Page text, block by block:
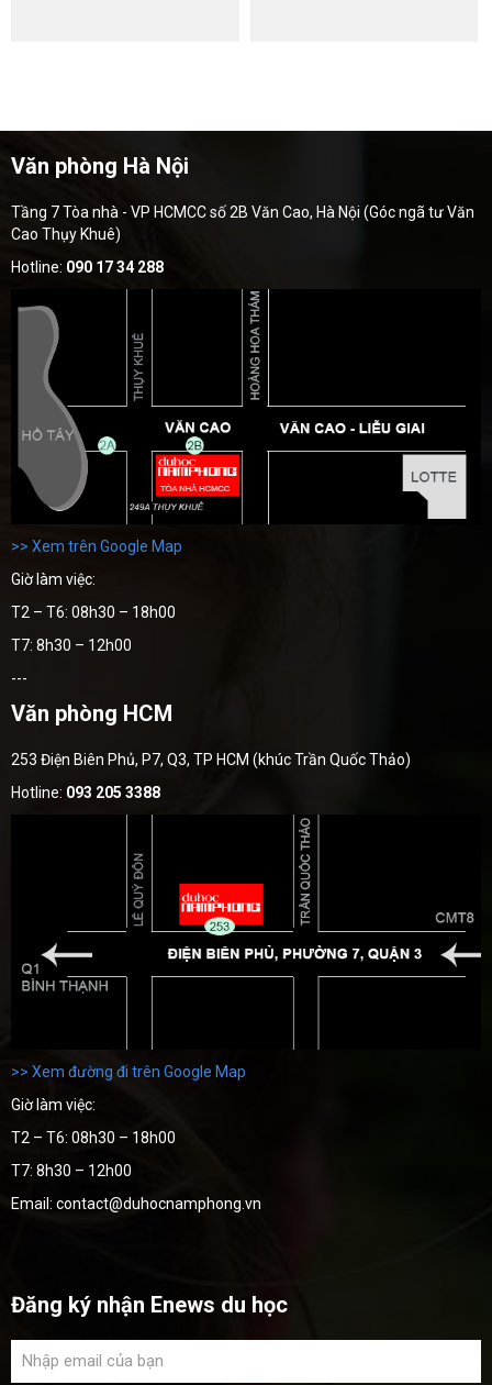
Văn phòng Hà Nội
Tầng 7 Tòa nhà - VP HCMCC số 2B Văn Cao, Hà Nội (Góc ngã tư Văn
Cao Thụy Khuê)
Hotline: 090 17 34 288
>> Xem trên Google Map
Giờ làm việc:
T2 – T6: 08h30 – 18h00
T7: 8h30 – 12h00
---
Văn phòng HCM
253 Điện Biên Phủ, P7, Q3, TP HCM (khúc Trần Quốc Thảo)
Hotline: 093 205 3388
>> Xem đường đi trên Google Map
Giờ làm việc:
T2 – T6: 08h30 – 18h00
T7: 8h30 – 12h00
Email: contact@duhocnamphong.vn
Đăng ký nhận Enews du học